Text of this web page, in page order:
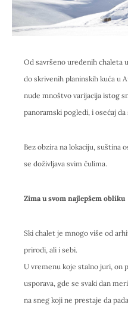
Od savršeno uređenih chaleta
do skrivenih planinskih kuća u
nude mnoštvo varijacija istog
panoramski pogledi, i osećaj
Bez obzira na lokaciju, suština
se doživljava svim čulima.
Zima u svom najlepšem obliku
Ski chalet je mnogo više od
prirodi, ali i sebi.
U vremenu koje stalno juri, on
usporava, gde se svaki dan
na sneg koji ne prestaje da